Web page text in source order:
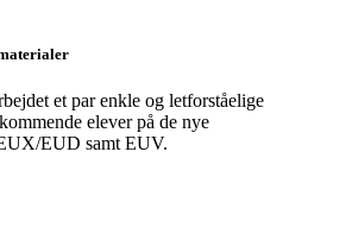
et par enkle og letforståelige
elever på de nye
EUD samt EUV.